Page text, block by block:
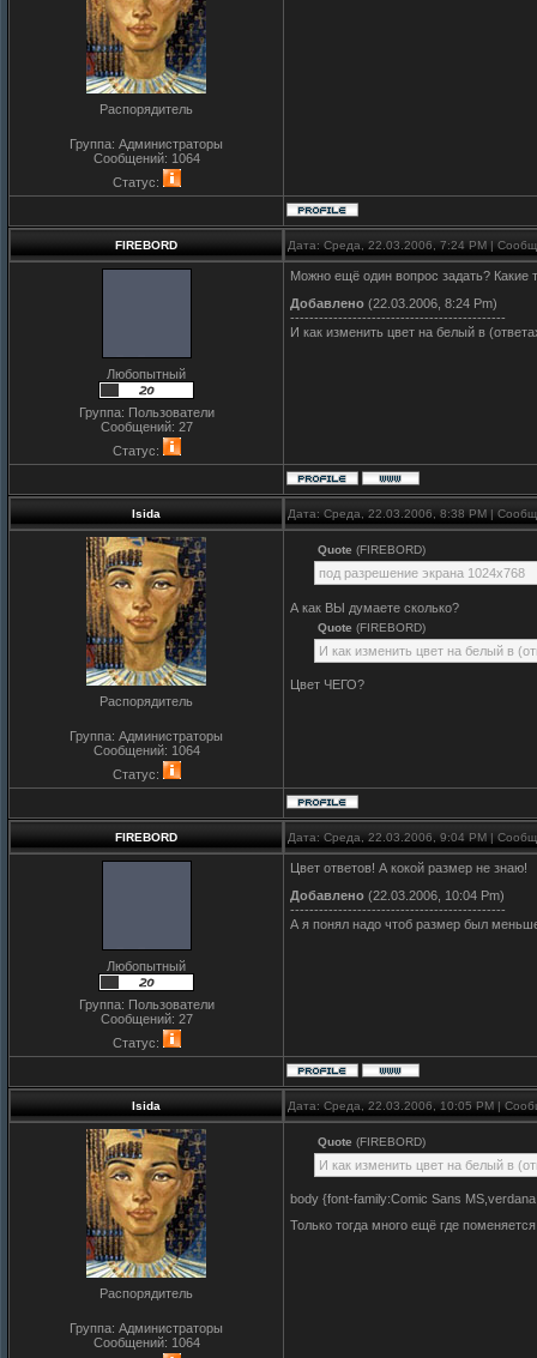
Распорядитель
Группа: Администраторы
Сообщений: 1064
Статус:
FIREBORD Дата: Среда, 22.03.2006, 7:24 PM |
Любопытный
Группа: Пользователи
Сообщений: 27
Статус:
Можно ещё один вопрос задать?
Добавлено (22.03.2006, 8:24 Pm)
---------------------------------------------
И как изменить цвет на белый в
Isida Дата: Среда, 22.03.2006, 8:38 PM |
Распорядитель
Группа: Администраторы
Сообщений: 1064
Статус:
Quote (FIREBORD)
под разрешение экрана 1024х768
А как ВЫ думаете сколько?
Quote (FIREBORD)
И как изменить цвет на белый в
Цвет ЧЕГО?
FIREBORD Дата: Среда, 22.03.2006, 9:04 PM |
Любопытный
Группа: Пользователи
Сообщений: 27
Статус:
Цвет ответов! А кокой размер не знаю!
Добавлено (22.03.2006, 10:04 Pm)
---------------------------------------------
А я понял надо чтоб размер был
Isida Дата: Среда, 22.03.2006, 10:05 PM |
Распорядитель
Группа: Администраторы
Сообщений: 1064
Quote (FIREBORD)
И как изменить цвет на белый в
body {font-family:Comic Sans
Только тогда много ещё где